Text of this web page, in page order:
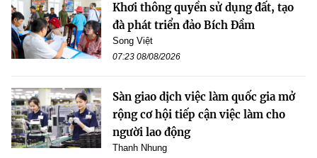
Khơi thông quyền sử dụng đất, tạo
đà phát triển đảo Bích Đầm
Song Việt
07:23 08/08/2026
Sàn giao dịch việc làm quốc gia mở
rộng cơ hội tiếp cận việc làm cho
người lao động
Thanh Nhung